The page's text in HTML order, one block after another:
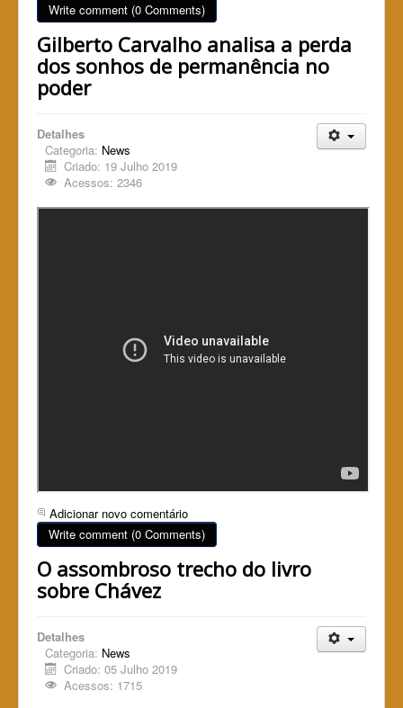
Write comment (0 Comments)
Gilberto Carvalho analisa a perda
dos sonhos de permanência no
poder
Detalhes
Categoria: News
Criado: 19 Julho 2019
Acessos: 2346
Adicionar novo comentário
Write comment (0 Comments)
O assombroso trecho do livro
sobre Chávez
Detalhes
Categoria: News
Criado: 05 Julho 2019
Acessos: 1715